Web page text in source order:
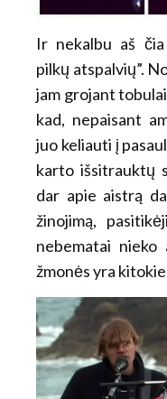
Ir nekalbu aš čia
pilkų atspalvių”.
jam grojant
kad, nepaisant
juo keliauti į
karto išsitrauktų
dar apie aistrą
žinojimą,
nebematai
žmonės yra